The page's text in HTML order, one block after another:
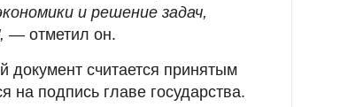
и решение задач,
— отметил он.
считается принятым
на подпись главе государства.